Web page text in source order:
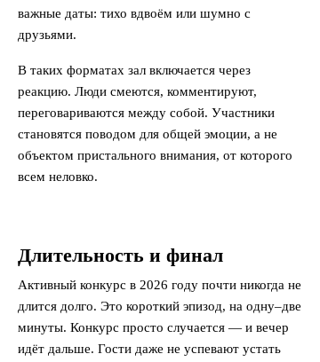
важные даты: тихо вдвоём или шумно с
друзьями.
В таких форматах зал включается через
реакцию. Люди смеются, комментируют,
переговариваются между собой. Участники
становятся поводом для общей эмоции, а не
объектом пристального внимания, от которого
всем неловко.
Длительность и финал
Активный конкурс в 2026 году почти никогда не
длится долго. Это короткий эпизод, на одну–две
минуты. Конкурс просто случается — и вечер
идёт дальше. Гости даже не успевают устать